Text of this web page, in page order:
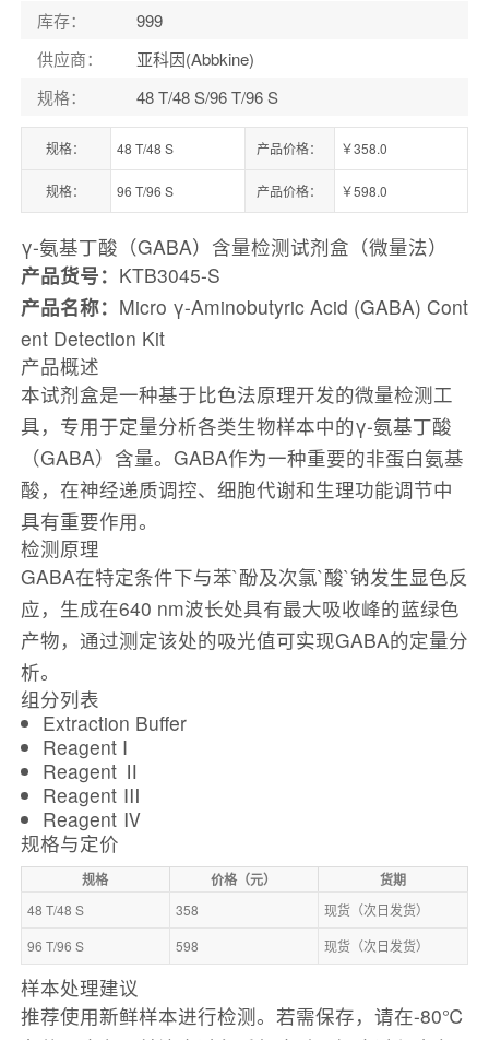
库存：
999
供应商：
亚科因(Abbkine)
规格： 48 T/48 S/96 T/96 S
规格： 48 T/48 S 产品价格： ￥358.0
规格： 96 T/96 S 产品价格： ￥598.0
γ-氨基丁酸（GABA）含量检测试剂盒（微量法）
产品货号： KTB3045-S
产品名称： Micro γ-Aminobutyric Acid (GABA) Cont
ent Detection Kit
产品概述
本试剂盒是一种基于比色法原理开发的微量检测工
具，专用于定量分析各类生物样本中的γ-氨基丁酸
（GABA）含量。GABA作为一种重要的非蛋白氨基
酸，在神经递质调控、细胞代谢和生理功能调节中
具有重要作用。
检测原理
GABA在特定条件下与苯`酚及次氯`酸`钠发生显色反
应，生成在640 nm波长处具有最大吸收峰的蓝绿色
产物，通过测定该处的吸光值可实现GABA的定量分
析。
组分列表
Extraction Buffer
Reagent I
Reagent Ⅱ
Reagent Ⅲ
Reagent Ⅳ
规格与定价
规格 价格（元） 货期
48 T/48 S 358
现货（次日发货）
96 T/96 S
598 现货（次日发货）
样本处理建议
推荐使用新鲜样本进行检测。若需保存，请在-80℃